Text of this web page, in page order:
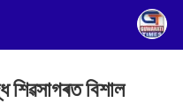
শিৱসাগৰত বিশাল